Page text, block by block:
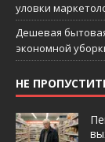
уловки
Дешевая
экономной
НЕ